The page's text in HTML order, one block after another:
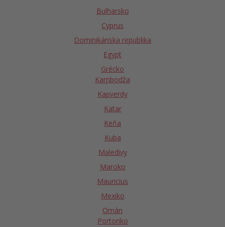
Bulharsko
Cyprus
Dominikánska republika
Egypt
Grécko
Kambodža
Kapverdy
Katar
Keňa
Kuba
Maledivy
Maroko
Mauricius
Mexiko
Omán
Portoriko